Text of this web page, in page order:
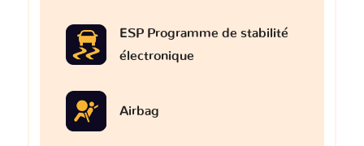
ESP Programme de stabilité
électronique
Airbag